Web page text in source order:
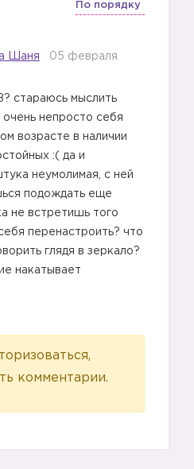
По порядку
Шаня 05 февраля
стараюсь мыслить
очень непросто себя
возрасте в наличии
:( да и
неумолимая, с ней
подождать еще
не встретишь того
перенастроить? что
глядя в зеркало?
накатывает
комментарии.